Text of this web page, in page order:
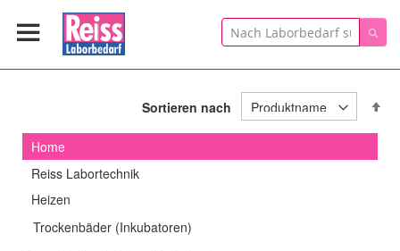
Suche
Sortieren nach
Home
Reiss Labortechnik
Heizen
Trockenbäder (Inkubatoren)